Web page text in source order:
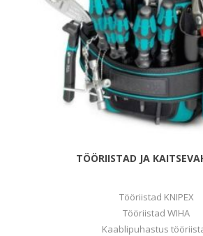
TÖÖRIISTAD JA
Tööriistad KNIPEX
Tööriistad WIHA
Kaablipuhastus